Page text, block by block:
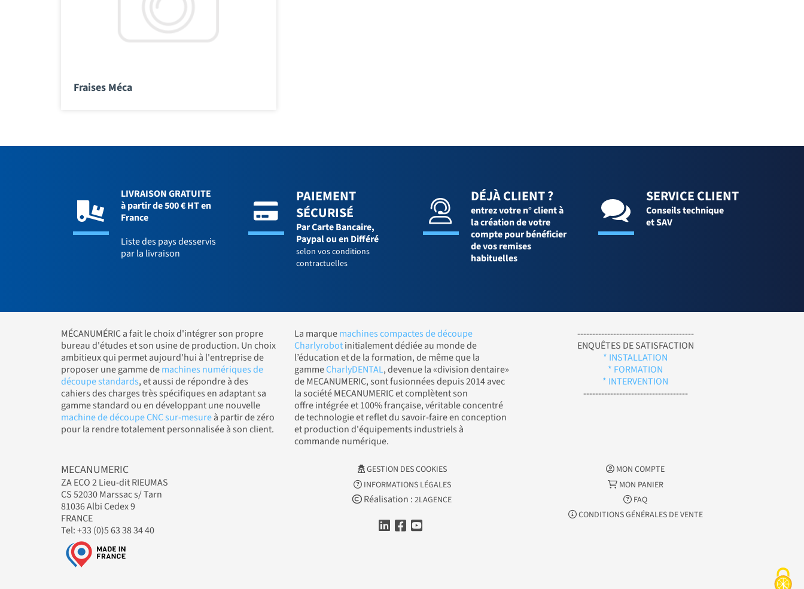
Fraises Méca
LIVRAISON GRATUITE
à partir de 500 € HT en
France
Liste des pays desservis
par la livraison
PAIEMENT
SÉCURISÉ
Par Carte Bancaire,
Paypal ou en Différé
selon vos conditions
contractuelles
DÉJÀ CLIENT ?
entrez votre n° client à
la création de votre
compte pour bénéficier
de vos remises
habituelles
SERVICE CLIENT
Conseils technique
et SAV
MÉCANUMÉRIC a fait le choix d'intégrer son propre
bureau d'études et son usine de production. Un choix
ambitieux qui permet aujourd'hui à l'entreprise de
proposer une gamme demachines numériques de
découpe standards, et aussi de répondre à des
cahiers des charges très spécifiques en adaptant sa
gamme standard ou en développant une nouvelle
machine de découpe CNC sur-mesureà partir de zéro
pour la rendre totalement personnalisée à son client.
La marquemachines compactes de découpe
Charlyrobotinitialement dédiée au monde de
l’éducation et de la formation, de même que la
gammeCharlyDENTAL, devenue la «division dentaire»
de MECANUMERIC, sont fusionnées depuis 2014 avec
la société MECANUMERIC et complètent son
offre intégrée et 100% française, véritable concentré
de technologie et reflet du savoir-faire en conception
et production d'équipements industriels à
commande numérique.
---------------------------------------
ENQUÊTES DE SATISFACTION
* INSTALLATION
* FORMATION
* INTERVENTION
-----------------------------------
MECANUMERIC
ZA ECO 2 Lieu-dit RIEUMAS
CS 52030 Marssac s/ Tarn
81036 Albi Cedex 9
FRANCE
Tel: +33 (0)5 63 38 34 40
GESTION DES COOKIES
INFORMATIONS LÉGALES
Réalisation : 2LAGENCE
MON COMPTE
MON PANIER
FAQ
CONDITIONS GÉNÉRALES DE VENTE